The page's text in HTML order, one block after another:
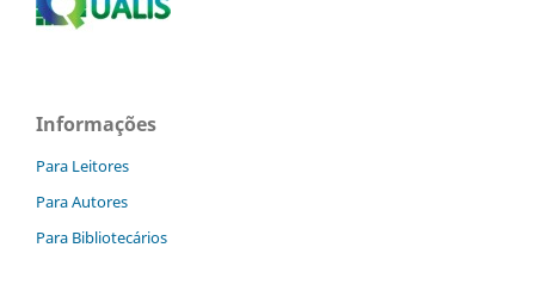
Informações
Para Leitores
Para Autores
Para Bibliotecários